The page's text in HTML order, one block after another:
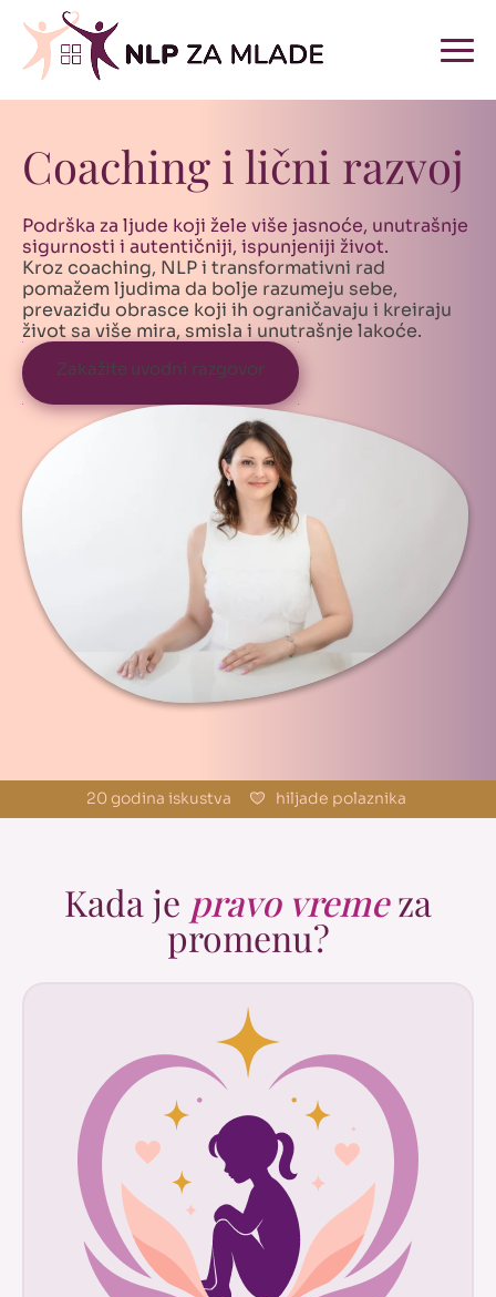
Coaching i lični razvoj
Podrška za ljude koji žele više jasnoće, unutrašnje
sigurnosti i autentičniji, ispunjeniji život.
Kroz coaching, NLP i transformativni rad
pomažem ljudima da bolje razumeju sebe,
prevaziđu obrasce koji ih ograničavaju i kreiraju
život sa više mira, smisla i unutrašnje lakoće.
Zakažite uvodni razgovor
20 godina iskustva hiljade polaznika
Kada je pravo vremeza
promenu?